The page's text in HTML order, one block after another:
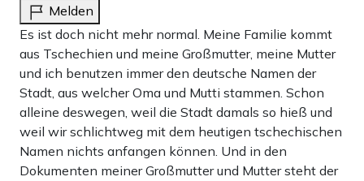
Melden
Es ist doch nicht mehr normal. Meine Familie kommt
aus Tschechien und meine Großmutter, meine Mutter
und ich benutzen immer den deutsche Namen der
Stadt, aus welcher Oma und Mutti stammen. Schon
alleine deswegen, weil die Stadt damals so hieß und
weil wir schlichtweg mit dem heutigen tschechischen
Namen nichts anfangen können. Und in den
Dokumenten meiner Großmutter und Mutter steht der